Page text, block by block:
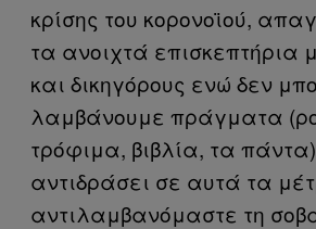
κρίσης του κορονοϊού,
τα ανοιχτά επισκεπτήρια
και δικηγόρους ενώ δεν
λαμβάνουμε πράγματα
τρόφιμα, βιβλία, τα
αντιδράσει σε αυτά τα
αντιλαμβανόμαστε τη